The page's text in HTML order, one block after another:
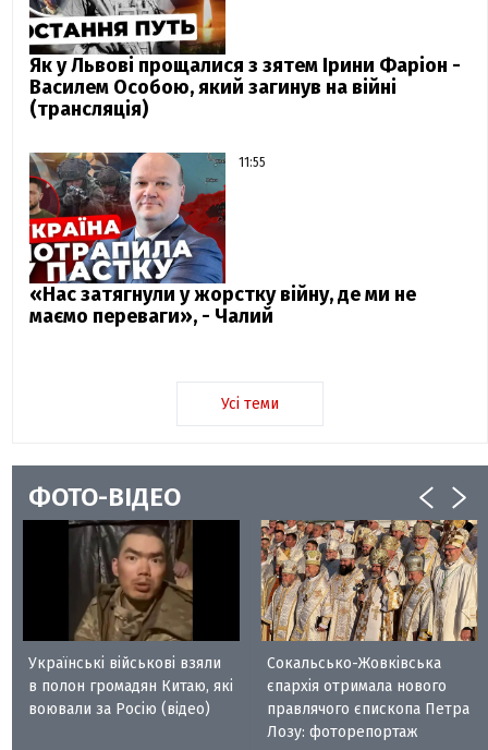
Як у Львові прощалися з зятем Ірини Фаріон -
Василем Особою, який загинув на війні
(трансляція)
11:55
«Нас затягнули у жорстку війну, де ми не
маємо переваги», - Чалий
Усі теми
ФОТО-ВІДЕО
Українські військові взяли
в полон громадян Китаю, які
воювали за Росію (відео)
Сокальсько-Жовківська
єпархія отримала нового
правлячого єпископа Петра
Лозу: фоторепортаж